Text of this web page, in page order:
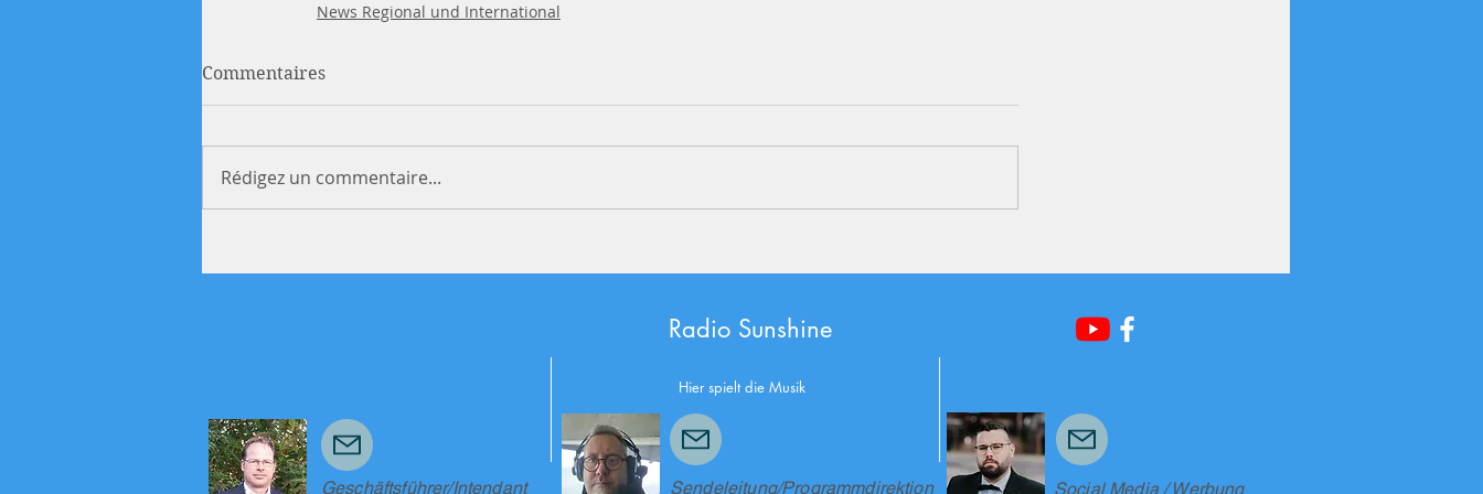
News Regional und International
Commentaires
Rédigez un commentaire...
RadioSunshine
Hierspielt die Musik
Geschäftsführer/Intendant Sendeleitung/Programmdirektion Social Media / Werbung